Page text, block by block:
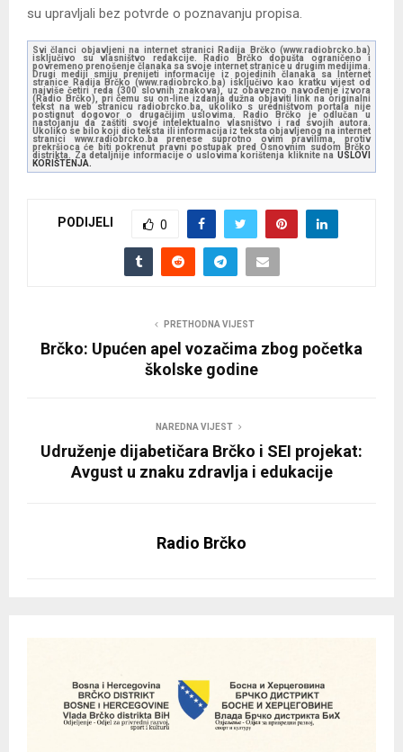
su upravljali bez potvrde o poznavanju propisa.
Svi članci objavljeni na internet stranici Radija Brčko (www.radiobrcko.ba)
isključivo su vlasništvo redakcije. Radio Brčko dopušta ograničeno i
povremeno prenošenje članaka sa svoje internet stranice u drugim medijima.
Drugi mediji smiju prenijeti informacije iz pojedinih članaka sa Internet
stranice Radija Brčko (www.radiobrcko.ba) isključivo kao kratku vijest od
najviše četiri reda (300 slovnih znakova), uz obavezno navođenje izvora
(Radio Brčko), pri čemu su on-line izdanja dužna objaviti link na originalni
tekst na web stranicu radiobrcko.ba, ukoliko s uredništvom portala nije
postignut dogovor o drugačijim uslovima. Radio Brčko je odlučan u
nastojanju da zaštiti svoje intelektualno vlasništvo i rad svojih autora.
Ukoliko se bilo koji dio teksta ili informacija iz teksta objavljenog na internet
stranici www.radiobrcko.ba prenese suprotno ovim pravilima, protiv
prekršioca će biti pokrenut pravni postupak pred Osnovnim sudom Brčko
distrikta. Za detaljnije informacije o uslovima korištenja kliknite na USLOVI
KORIŠTENJA.
PODIJELI 0
PRETHODNA VIJEST
Brčko: Upućen apel vozačima zbog početka
školske godine
NAREDNA VIJEST
Udruženje dijabetičara Brčko i SEI projekat:
Avgust u znaku zdravlja i edukacije
Radio Brčko